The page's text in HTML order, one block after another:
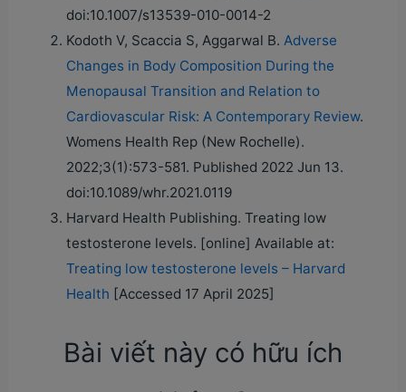
doi:10.1007/s13539-010-0014-2
Kodoth V, Scaccia S, Aggarwal B. Adverse
Changes in Body Composition During the
Menopausal Transition and Relation to
Cardiovascular Risk: A Contemporary Review.
Womens Health Rep (New Rochelle).
2022;3(1):573-581. Published 2022 Jun 13.
doi:10.1089/whr.2021.0119
Harvard Health Publishing. Treating low
testosterone levels. [online] Available at:
Treating low testosterone levels – Harvard
Health [Accessed 17 April 2025]
Bài viết này có hữu ích